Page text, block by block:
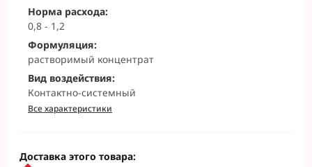
Норма расхода:
0,8 - 1,2
Формуляция:
растворимый концентрат
Вид воздействия:
Контактно-системный
Все характеристики
Доставка этого товара: